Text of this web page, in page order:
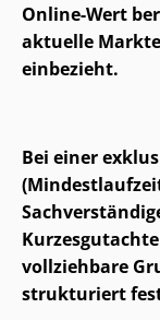
Online-Wert
aktuelle
einbezieht.
Bei einer
voll­zieh­ba­re
strukturiert